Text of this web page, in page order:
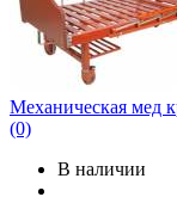
Механическая мед
(0)
В наличии